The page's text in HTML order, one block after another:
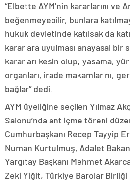
“Elbette AYM’nin kararlarını ve
beğenmeyebilir, bunlara
hukuk devletinde katılsak da
kararlara uyulması anayasal bir
kararları kesin olup; yasama,
organları, irade makamlarını,
bağlar” dedi.
AYM üyeliğine seçilen Yılmaz
Salonu’nda ant içme töreni
Cumhurbaşkanı Recep Tayyip
Numan Kurtulmuş, Adalet
Yargıtay Başkanı Mehmet
Zeki Yiğit, Türkiye Barolar Birliği